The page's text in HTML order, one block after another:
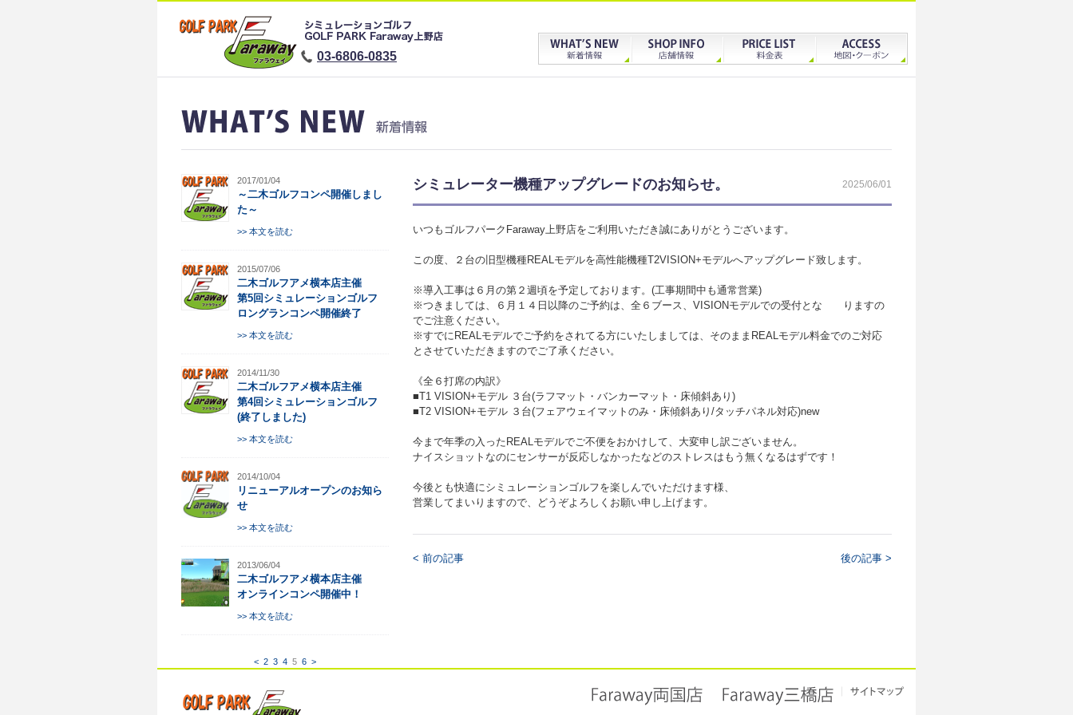
03-6806-0835
2017/01/04
～二木ゴルフコンペ開催しまし
た～
>> 本文を読む
2015/07/06
二木ゴルフアメ横本店主催
第5回シミュレーションゴルフ
ロングランコンペ開催終了
>> 本文を読む
2014/11/30
二木ゴルフアメ横本店主催
第4回シミュレーションゴルフ
(終了しました)
>> 本文を読む
2014/10/04
リニューアルオープンのお知ら
せ
>> 本文を読む
2013/06/04
二木ゴルフアメ横本店主催
オンラインコンペ開催中！
>> 本文を読む
< 2 3 4 5 6 >
シミュレーター機種アップグレードのお知らせ。 2025/06/01
いつもゴルフパークFaraway上野店をご利用いただき誠にありがとうございます。
この度、２台の旧型機種REALモデルを高性能機種T2VISION+モデルへアップグレード致します。
※導入工事は６月の第２週頃を予定しております。(工事期間中も通常営業)
※つきましては、６月１４日以降のご予約は、全６ブース、VISIONモデルでの受付とな りますの
でご注意ください。
※すでにREALモデルでご予約をされてる方にいたしましては、そのままREALモデル料金でのご対応
とさせていただきますのでご了承ください。
《全６打席の内訳》
■T1 VISION+モデル ３台(ラフマット・バンカーマット・床傾斜あり)
■T2 VISION+モデル ３台(フェアウェイマットのみ・床傾斜あり/タッチパネル対応)new
今まで年季の入ったREALモデルでご不便をおかけして、大変申し訳ございません。
ナイスショットなのにセンサーが反応しなかったなどのストレスはもう無くなるはずです！
今後とも快適にシミュレーションゴルフを楽しんでいただけます様、
営業してまいりますので、どうぞよろしくお願い申し上げます。
< 前の記事 後の記事 >